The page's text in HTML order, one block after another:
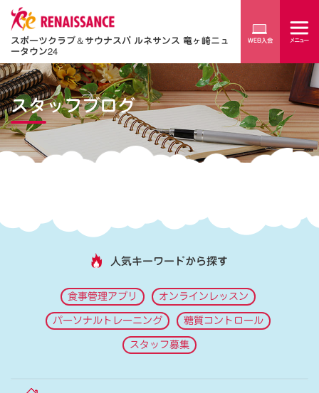
スポーツクラブ＆サウナスパ ルネサンス 竜ヶ崎ニュ
ータウン24
スタッフブログ
人気キーワードから探す
食事管理アプリ オンラインレッスン
パーソナルトレーニング 糖質コントロール
スタッフ募集